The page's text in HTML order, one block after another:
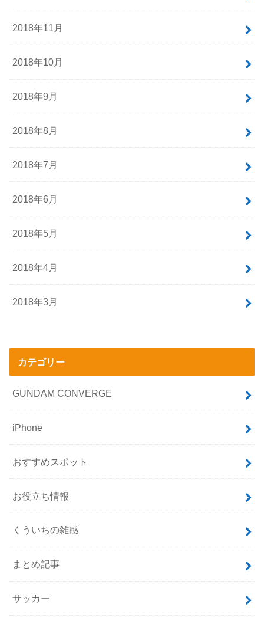
2018年11月
2018年10月
2018年9月
2018年8月
2018年7月
2018年6月
2018年5月
2018年4月
2018年3月
カテゴリー
GUNDAM CONVERGE
iPhone
おすすめスポット
お役立ち情報
くういちの雑感
まとめ記事
サッカー